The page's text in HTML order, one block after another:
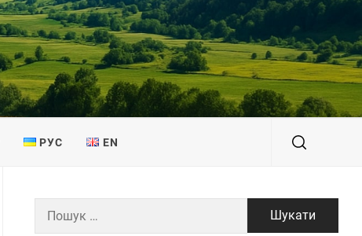
РУС EN